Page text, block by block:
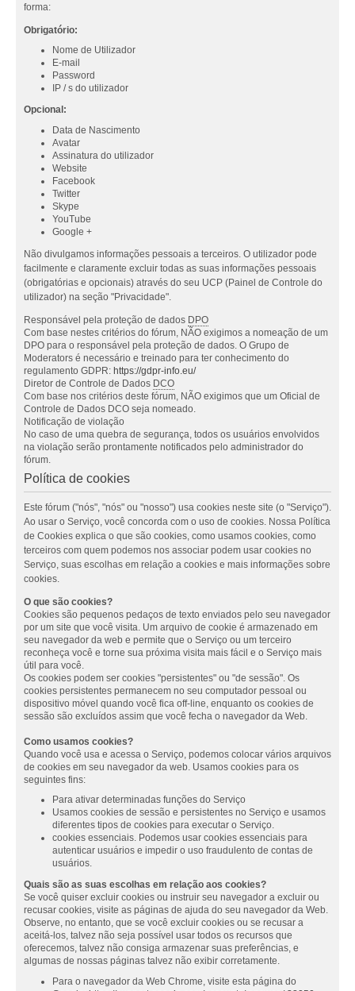
forma:
Obrigatório:
Nome de Utilizador
E-mail
Password
IP / s do utilizador
Opcional:
Data de Nascimento
Avatar
Assinatura do utilizador
Website
Facebook
Twitter
Skype
YouTube
Google +
Não divulgamos informações pessoais a terceiros. O utilizador pode
facilmente e claramente excluir todas as suas informações pessoais
(obrigatórias e opcionais) através do seu UCP (Painel de Controle do
utilizador) na seção "Privacidade".
Responsável pela proteção de dados DPO
Com base nestes critérios do fórum, NÃO exigimos a nomeação de um
DPO para o responsável pela proteção de dados. O Grupo de
Moderators é necessário e treinado para ter conhecimento do
regulamento GDPR: https://gdpr-info.eu/
Diretor de Controle de Dados DCO
Com base nos critérios deste fórum, NÃO exigimos que um Oficial de
Controle de Dados DCO seja nomeado.
Notificação de violação
No caso de uma quebra de segurança, todos os usuários envolvidos
na violação serão prontamente notificados pelo administrador do
fórum.
Política de cookies
Este fórum ("nós", "nós" ou "nosso") usa cookies neste site (o "Serviço").
Ao usar o Serviço, você concorda com o uso de cookies. Nossa Política
de Cookies explica o que são cookies, como usamos cookies, como
terceiros com quem podemos nos associar podem usar cookies no
Serviço, suas escolhas em relação a cookies e mais informações sobre
cookies.
O que são cookies?
Cookies são pequenos pedaços de texto enviados pelo seu navegador
por um site que você visita. Um arquivo de cookie é armazenado em
seu navegador da web e permite que o Serviço ou um terceiro
reconheça você e torne sua próxima visita mais fácil e o Serviço mais
útil para você.
Os cookies podem ser cookies "persistentes" ou "de sessão". Os
cookies persistentes permanecem no seu computador pessoal ou
dispositivo móvel quando você fica off-line, enquanto os cookies de
sessão são excluídos assim que você fecha o navegador da Web.
Como usamos cookies?
Quando você usa e acessa o Serviço, podemos colocar vários arquivos
de cookies em seu navegador da web. Usamos cookies para os
seguintes fins:
Para ativar determinadas funções do Serviço
Usamos cookies de sessão e persistentes no Serviço e usamos
diferentes tipos de cookies para executar o Serviço.
cookies essenciais. Podemos usar cookies essenciais para
autenticar usuários e impedir o uso fraudulento de contas de
usuários.
Quais são as suas escolhas em relação aos cookies?
Se você quiser excluir cookies ou instruir seu navegador a excluir ou
recusar cookies, visite as páginas de ajuda do seu navegador da Web.
Observe, no entanto, que se você excluir cookies ou se recusar a
aceitá-los, talvez não seja possível usar todos os recursos que
oferecemos, talvez não consiga armazenar suas preferências, e
algumas de nossas páginas talvez não exibir corretamente.
Para o navegador da Web Chrome, visite esta página do